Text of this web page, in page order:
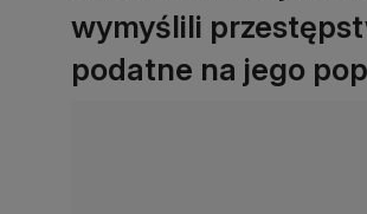
wymyślili
podatne na jego